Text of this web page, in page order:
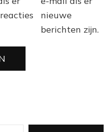
nieuwe
berichten zijn.